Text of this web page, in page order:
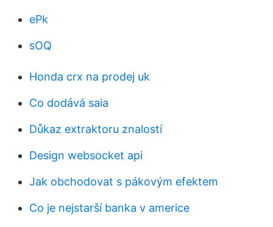
ePk
sOQ
Honda crx na prodej uk
Co dodává saia
Důkaz extraktoru znalostí
Design websocket api
Jak obchodovat s pákovým efektem
Co je nejstarší banka v americe